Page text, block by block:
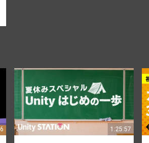
1:25:57